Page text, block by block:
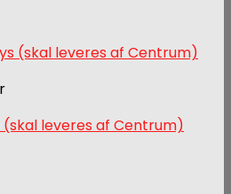
(skal leveres af Centrum)